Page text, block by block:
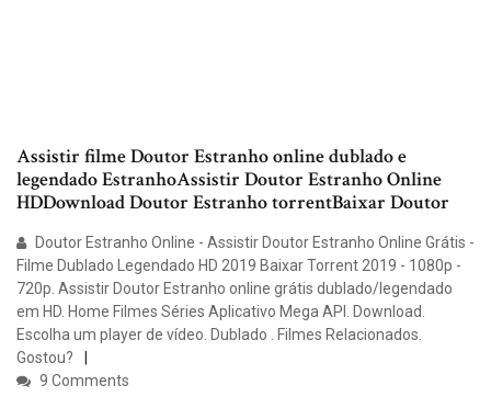
Assistir filme Doutor Estranho online dublado e
legendado EstranhoAssistir Doutor Estranho Online
HDDownload Doutor Estranho torrentBaixar Doutor
Doutor Estranho Online - Assistir Doutor Estranho Online Grátis -
Filme Dublado Legendado HD 2019 Baixar Torrent 2019 - 1080p -
720p. Assistir Doutor Estranho online grátis dublado/legendado
em HD. Home Filmes Séries Aplicativo Mega API. Download.
Escolha um player de vídeo. Dublado . Filmes Relacionados.
Gostou?
9 Comments